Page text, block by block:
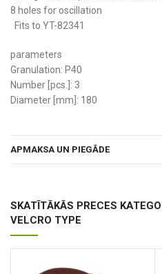
8 holes for oscillation
Fits to YT-82341
parameters
Granulation: P40
Number [pcs.]: 3
Diameter [mm]: 180
APMAKSA UN PIEGĀDE
SKATĪTĀKĀS PRECES
VELCRO TYPE